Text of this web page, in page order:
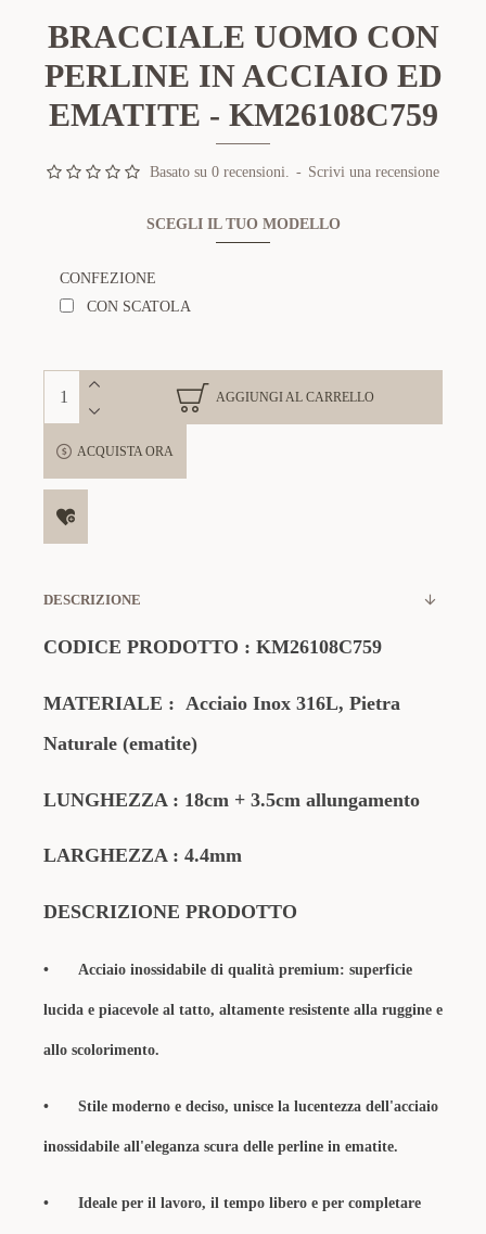
BRACCIALE UOMO CON
PERLINE IN ACCIAIO ED
EMATITE - KM26108C759
Basato su 0 recensioni. - Scrivi una recensione
SCEGLI IL TUO MODELLO
CONFEZIONE
CON SCATOLA
AGGIUNGI AL CARRELLO
ACQUISTA ORA
DESCRIZIONE
CODICE PRODOTTO : KM26108C759
MATERIALE : Acciaio Inox 316L, Pietra
Naturale (ematite)
LUNGHEZZA : 18cm + 3.5cm allungamento
LARGHEZZA : 4.4mm
DESCRIZIONE PRODOTTO
• Acciaio inossidabile di qualità premium: superficie
lucida e piacevole al tatto, altamente resistente alla ruggine e
allo scolorimento.
• Stile moderno e deciso, unisce la lucentezza dell'acciaio
inossidabile all'eleganza scura delle perline in ematite.
• Ideale per il lavoro, il tempo libero e per completare